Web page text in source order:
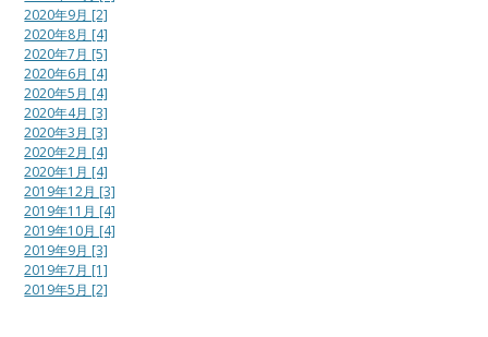
2020年9月 [2]
2020年8月 [4]
2020年7月 [5]
2020年6月 [4]
2020年5月 [4]
2020年4月 [3]
2020年3月 [3]
2020年2月 [4]
2020年1月 [4]
2019年12月 [3]
2019年11月 [4]
2019年10月 [4]
2019年9月 [3]
2019年7月 [1]
2019年5月 [2]